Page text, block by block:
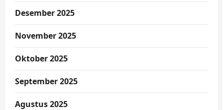
Desember 2025
November 2025
Oktober 2025
September 2025
Agustus 2025